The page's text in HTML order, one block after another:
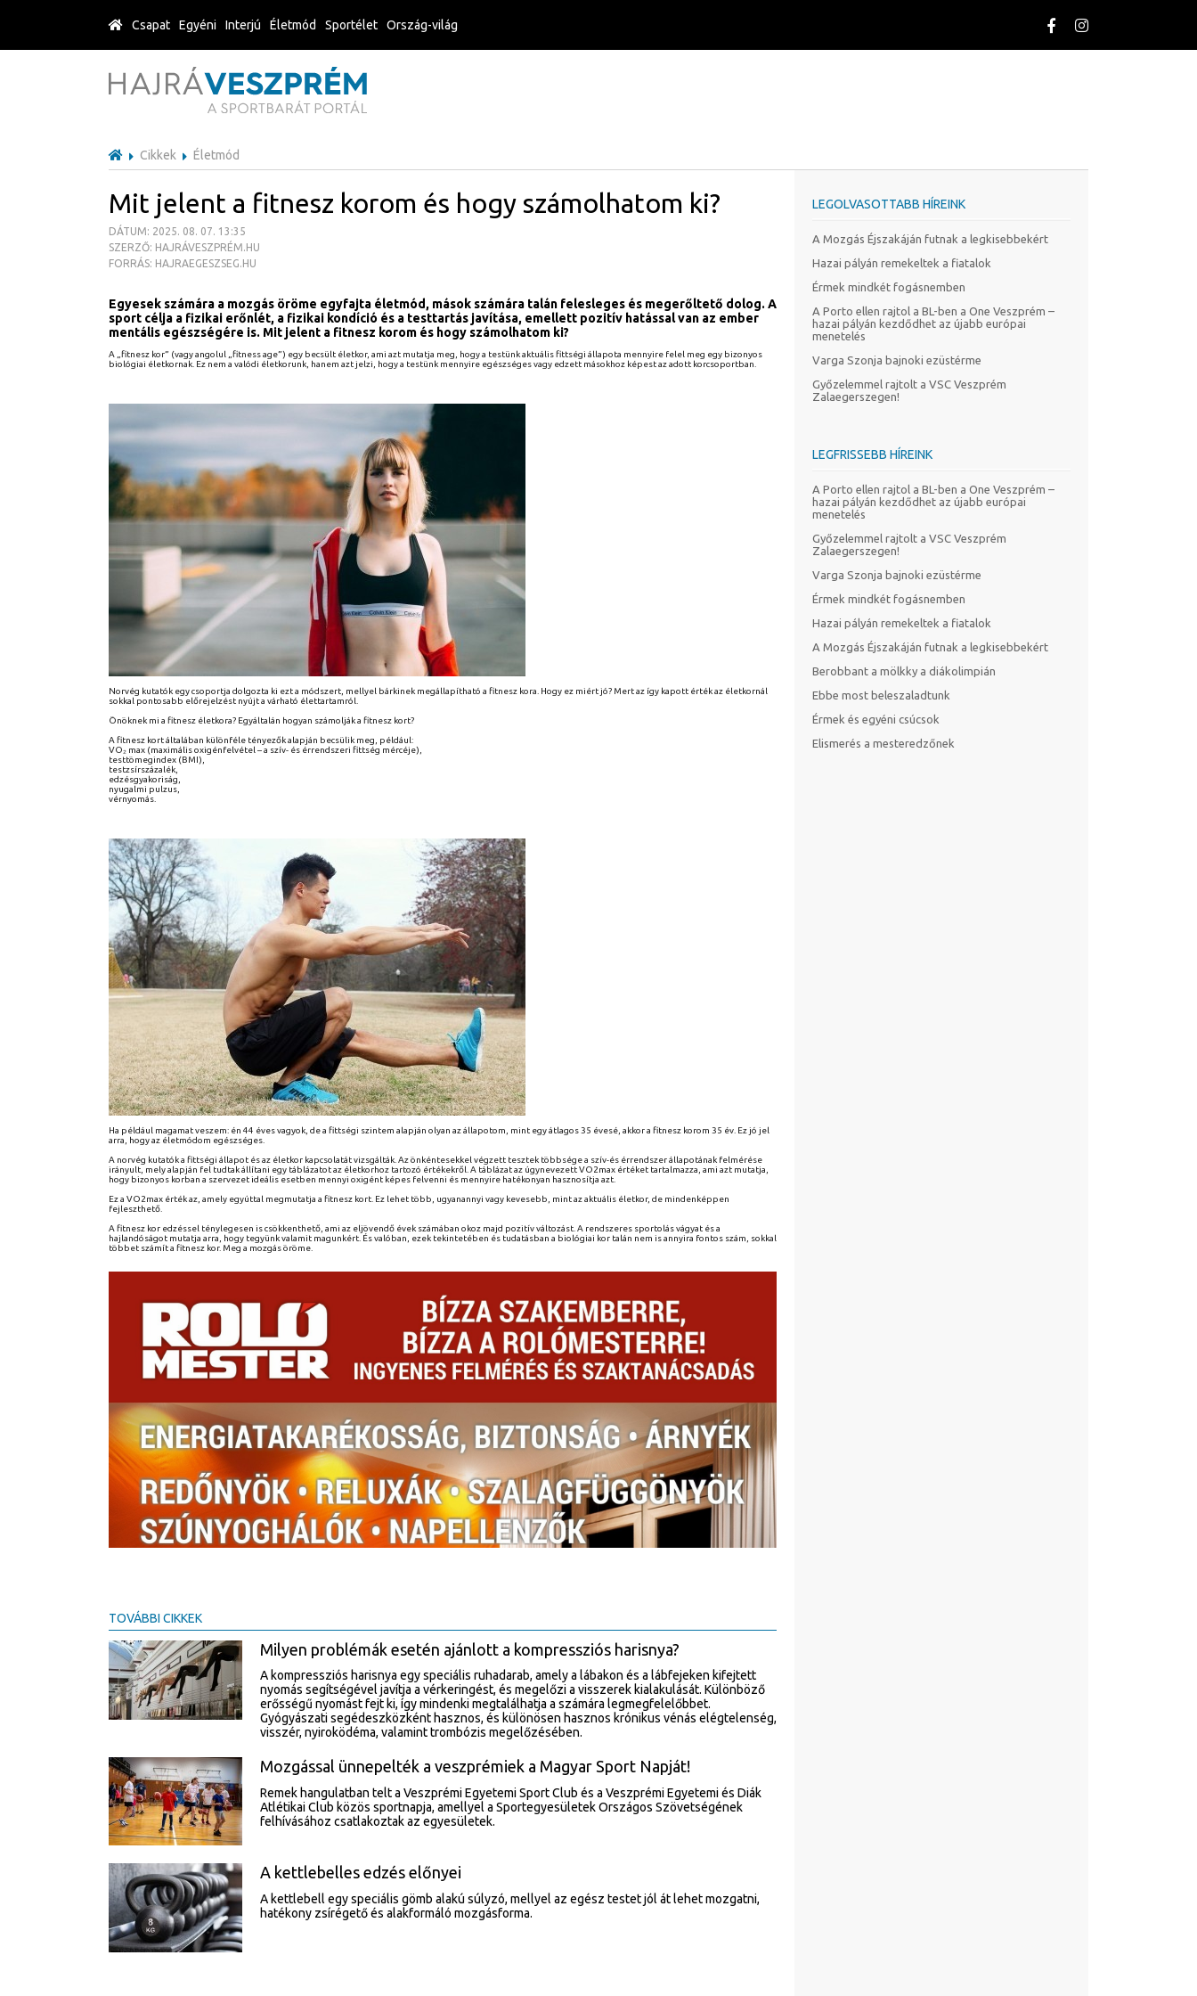
Cikkek Életmód
Mit jelent a fitnesz korom és hogy számolhatom ki?
DÁTUM: 2025. 08. 07. 13:35
SZERZŐ: HAJRÁVESZPRÉM.HU
FORRÁS: HAJRAEGESZSEG.HU
Egyesek számára a mozgás öröme egyfajta életmód, mások számára talán felesleges és megerőltető dolog. A
sport célja a fizikai erőnlét, a fizikai kondíció és a testtartás javítása, emellett pozitív hatással van az ember
mentális egészségére is. Mit jelent a fitnesz korom és hogy számolhatom ki?
A „fitnesz kor” (vagy angolul „fitness age”) egy becsült életkor, ami azt mutatja meg, hogy a testünk aktuális fittségi állapota mennyire felel meg egy bizonyos
biológiai életkornak. Ez nem a valódi életkorunk, hanem azt jelzi, hogy a testünk mennyire egészséges vagy edzett másokhoz képest az adott korcsoportban.
Norvég kutatók egy csoportja dolgozta ki ezt a módszert, mellyel bárkinek megállapítható a fitnesz kora. Hogy ez miért jó? Mert az így kapott érték az életkornál
sokkal pontosabb előrejelzést nyújt a várható élettartamról.
Önöknek mi a fitnesz életkora? Egyáltalán hogyan számolják a fitnesz kort?
A fitnesz kort általában különféle tényezők alapján becsülik meg, például:
VO₂ max (maximális oxigénfelvétel – a szív- és érrendszeri fittség mércéje),
testtömegindex (BMI),
testzsírszázalék,
edzésgyakoriság,
nyugalmi pulzus,
vérnyomás.
Ha például magamat veszem: én 44 éves vagyok, de a fittségi szintem alapján olyan az állapotom, mint egy átlagos 35 évesé, akkor a fitnesz korom 35 év. Ez jó jel
arra, hogy az életmódom egészséges.
A norvég kutatók a fittségi állapot és az életkor kapcsolatát vizsgálták. Az önkéntesekkel végzett tesztek többsége a szív-és érrendszer állapotának felmérése
irányult, mely alapján fel tudtak állítani egy táblázatot az életkorhoz tartozó értékekről. A táblázat az úgynevezett VO2max értéket tartalmazza, ami azt mutatja,
hogy bizonyos korban a szervezet ideális esetben mennyi oxigént képes felvenni és mennyire hatékonyan hasznosítja azt.
Ez a VO2max érték az, amely egyúttal megmutatja a fitnesz kort. Ez lehet több, ugyanannyi vagy kevesebb, mint az aktuális életkor, de mindenképpen
fejleszthető.
A fitnesz kor edzéssel ténylegesen is csökkenthető, ami az eljövendő évek számában okoz majd pozitív változást. A rendszeres sportolás vágyat és a
hajlandóságot mutatja arra, hogy tegyünk valamit magunkért. És valóban, ezek tekintetében és tudatásban a biológiai kor talán nem is annyira fontos szám, sokkal
többet számít a fitnesz kor. Meg a mozgás öröme.
TOVÁBBI CIKKEK
Milyen problémák esetén ajánlott a kompressziós harisnya?
A kompressziós harisnya egy speciális ruhadarab, amely a lábakon és a lábfejeken kifejtett
nyomás segítségével javítja a vérkeringést, és megelőzi a visszerek kialakulását. Különböző
erősségű nyomást fejt ki, így mindenki megtalálhatja a számára legmegfelelőbbet.
Gyógyászati segédeszközként hasznos, és különösen hasznos krónikus vénás elégtelenség,
visszér, nyiroködéma, valamint trombózis megelőzésében.
Mozgással ünnepelték a veszprémiek a Magyar Sport Napját!
Remek hangulatban telt a Veszprémi Egyetemi Sport Club és a Veszprémi Egyetemi és Diák
Atlétikai Club közös sportnapja, amellyel a Sportegyesületek Országos Szövetségének
felhívásához csatlakoztak az egyesületek.
A kettlebelles edzés előnyei
A kettlebell egy speciális gömb alakú súlyzó, mellyel az egész testet jól át lehet mozgatni,
hatékony zsírégető és alakformáló mozgásforma.
LEGOLVASOTTABB HÍREINK
A Mozgás Éjszakáján futnak a legkisebbekért
Hazai pályán remekeltek a fiatalok
Érmek mindkét fogásnemben
A Porto ellen rajtol a BL-ben a One Veszprém –
hazai pályán kezdődhet az újabb európai
menetelés
Varga Szonja bajnoki ezüstérme
Győzelemmel rajtolt a VSC Veszprém
Zalaegerszegen!
LEGFRISSEBB HÍREINK
A Porto ellen rajtol a BL-ben a One Veszprém –
hazai pályán kezdődhet az újabb európai
menetelés
Győzelemmel rajtolt a VSC Veszprém
Zalaegerszegen!
Varga Szonja bajnoki ezüstérme
Érmek mindkét fogásnemben
Hazai pályán remekeltek a fiatalok
A Mozgás Éjszakáján futnak a legkisebbekért
Berobbant a mölkky a diákolimpián
Ebbe most beleszaladtunk
Érmek és egyéni csúcsok
Elismerés a mesteredzőnek
Csapat Egyéni Interjú Életmód Sportélet Ország-világ